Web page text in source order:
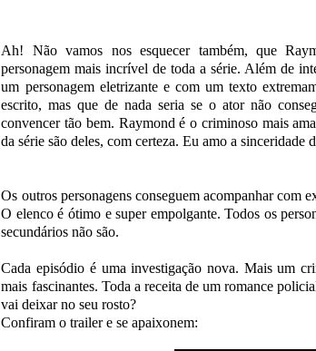
Ah! Não vamos nos esquecer também, que
personagem mais incrível de toda a série. Além de
um personagem eletrizante e com um texto
escrito, mas que de nada seria se o ator não
convencer tão bem. Raymond é o criminoso mais
da série são deles, com certeza. Eu amo a sinceridade
Os outros personagens conseguem acompanhar com
O elenco é ótimo e super empolgante. Todos os
secundários não são.
Cada episódio é uma investigação nova. Mais um
mais fascinantes. Toda a receita de um romance
vai deixar no seu rosto?
Confiram o trailer e se apaixonem: